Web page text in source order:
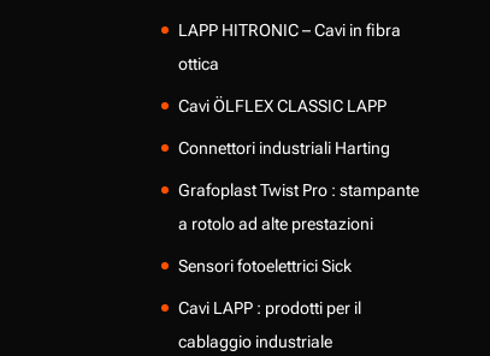
LAPP HITRONIC – Cavi in fibra
ottica
Cavi ÖLFLEX CLASSIC LAPP
Connettori industriali Harting
Grafoplast Twist Pro : stampante
a rotolo ad alte prestazioni
Sensori fotoelettrici Sick
Cavi LAPP : prodotti per il
cablaggio industriale